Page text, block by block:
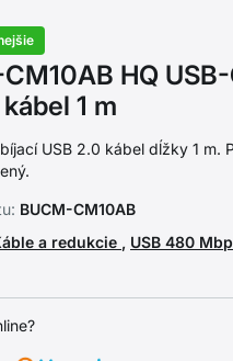
HQ
1 m
USB 2.0 kábel dĺžky 1 m.
BUCM-CM10AB
a redukcie , USB 480